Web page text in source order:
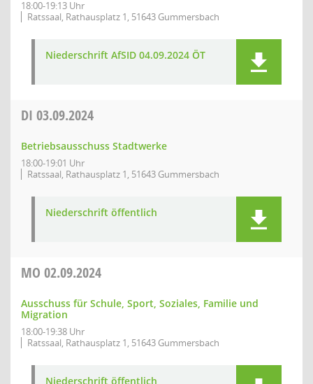
18:00-19:13 Uhr
Ratssaal, Rathausplatz 1, 51643 Gummersbach
Niederschrift AfSID 04.09.2024 ÖT
DI 03.09.2024
Betriebsausschuss Stadtwerke
18:00-19:01 Uhr
Ratssaal, Rathausplatz 1, 51643 Gummersbach
Niederschrift öffentlich
MO 02.09.2024
Ausschuss für Schule, Sport, Soziales, Familie und
Migration
18:00-19:38 Uhr
Ratssaal, Rathausplatz 1, 51643 Gummersbach
Niederschrift öffentlich